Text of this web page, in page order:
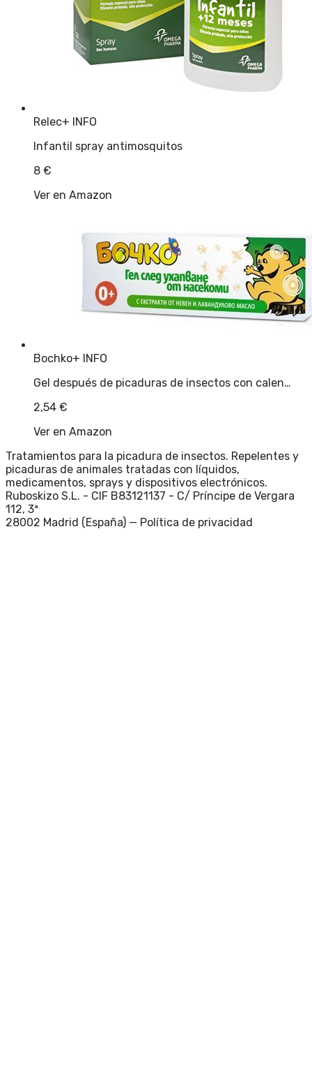
Relec+ INFO
Infantil spray antimosquitos
8 €
Ver en Amazon
Bochko+ INFO
Gel después de picaduras de insectos con calen…
2,54 €
Ver en Amazon
Tratamientos para la picadura de insectos. Repelentes y
picaduras de animales tratadas con líquidos,
medicamentos, sprays y dispositivos electrónicos.
Ruboskizo S.L. - CIF B83121137 - C/ Príncipe de Vergara
112, 3ª
28002 Madrid (España) — Política de privacidad